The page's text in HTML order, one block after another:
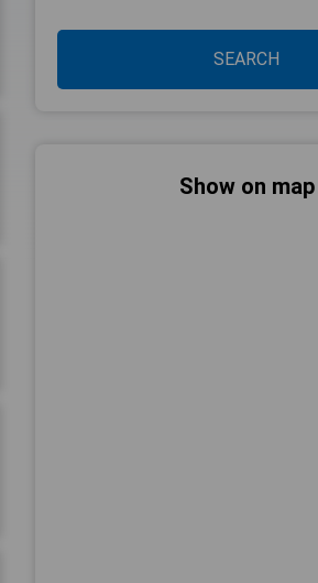
SEARCH
Show on map